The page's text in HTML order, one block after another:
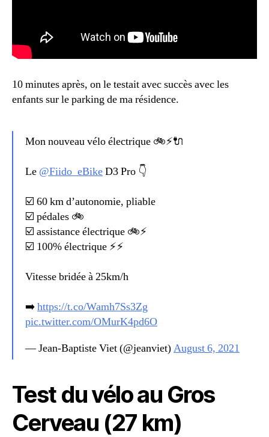
10 minutes après, on le testait avec succès avec les
enfants sur le parking de ma résidence.
Mon nouveau vélo électrique 🚲⚡🔌
Le @Fiido_eBikeD3 Pro 👇
☑️ 60 km d’autonomie, pliable
☑️ pédales 🚲
☑️ assistance électrique 🚲⚡
☑️ 100% électrique ⚡⚡
Vitesse bridée à 25km/h
➡️https://t.co/Wamh7Ss3Zg
pic.twitter.com/OMurK4pd6O
— Jean-Baptiste Viet (@jeanviet)August 6, 2021
Test du vélo au Gros
Cerveau (27 km)